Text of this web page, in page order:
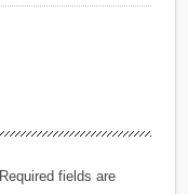
Required fields are